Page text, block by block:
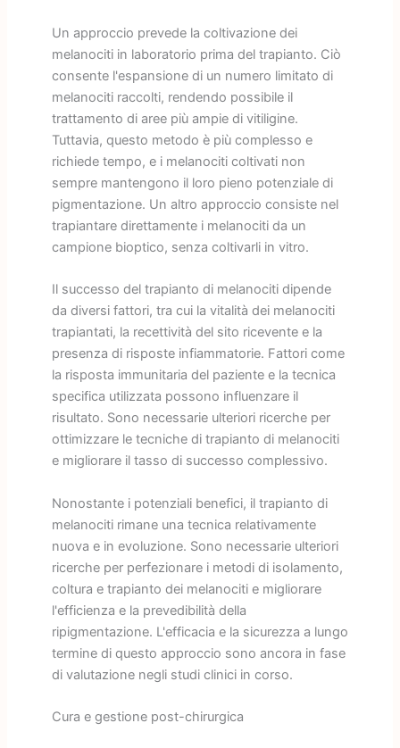
Un approccio prevede la coltivazione dei
melanociti in laboratorio prima del trapianto. Ciò
consente l'espansione di un numero limitato di
melanociti raccolti, rendendo possibile il
trattamento di aree più ampie di vitiligine.
Tuttavia, questo metodo è più complesso e
richiede tempo, e i melanociti coltivati non
sempre mantengono il loro pieno potenziale di
pigmentazione. Un altro approccio consiste nel
trapiantare direttamente i melanociti da un
campione bioptico, senza coltivarli in vitro.
Il successo del trapianto di melanociti dipende
da diversi fattori, tra cui la vitalità dei melanociti
trapiantati, la recettività del sito ricevente e la
presenza di risposte infiammatorie. Fattori come
la risposta immunitaria del paziente e la tecnica
specifica utilizzata possono influenzare il
risultato. Sono necessarie ulteriori ricerche per
ottimizzare le tecniche di trapianto di melanociti
e migliorare il tasso di successo complessivo.
Nonostante i potenziali benefici, il trapianto di
melanociti rimane una tecnica relativamente
nuova e in evoluzione. Sono necessarie ulteriori
ricerche per perfezionare i metodi di isolamento,
coltura e trapianto dei melanociti e migliorare
l'efficienza e la prevedibilità della
ripigmentazione. L'efficacia e la sicurezza a lungo
termine di questo approccio sono ancora in fase
di valutazione negli studi clinici in corso.
Cura e gestione post-chirurgica